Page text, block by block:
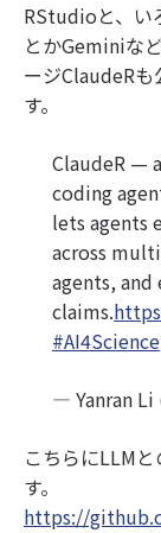
RStudioと、い
とかGeminiな
ージClaudeR
す。
ClaudeR —
coding
lets agents
across
agents,
claims.
#AI4Science
— Yanran Li
こちらにLLM
す。
https://